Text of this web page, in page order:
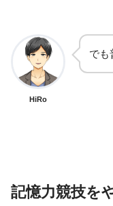
HiRo
でも
記憶力競技を